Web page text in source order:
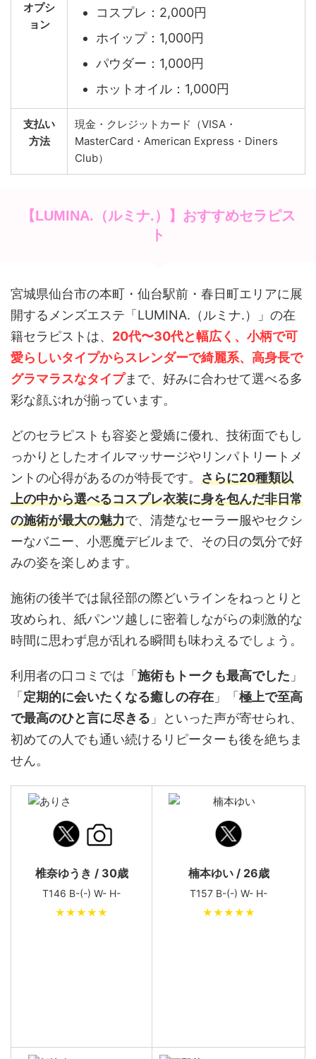
オプシ
ョン
コスプレ：2,000円
ホイップ：1,000円
パウダー：1,000円
ホットオイル：1,000円
支払い
方法
現金・クレジットカード（VISA・
MasterCard・American Express・Diners
Club）
【LUMINA.（ルミナ.）】おすすめセラピス
ト
宮城県仙台市の本町・仙台駅前・春日町エリアに展
開するメンズエステ「LUMINA.（ルミナ.）」の在
籍セラピストは、 20代〜30代と幅広く、小柄で可
愛らしいタイプからスレンダーで綺麗系、高身長で
グラマラスなタイプまで、好みに合わせて選べる多
彩な顔ぶれが揃っています。
どのセラピストも容姿と愛嬌に優れ、技術面でもし
っかりとしたオイルマッサージやリンパトリートメ
ントの心得があるのが特長です。 さらに20種類以
上の中から選べるコスプレ衣装に身を包んだ非日常
の施術が最大の魅力で、清楚なセーラー服やセクシ
ーなバニー、小悪魔デビルまで、その日の気分で好
みの姿を楽しめます。
施術の後半では鼠径部の際どいラインをねっとりと
攻められ、紙パンツ越しに密着しながらの刺激的な
時間に思わず息が乱れる瞬間も味わえるでしょう。
利用者の口コミでは「 施術もトークも最高でした 」
「 定期的に会いたくなる癒しの存在 」「 極上で至高
で最高のひと言に尽きる 」といった声が寄せられ、
初めての人でも通い続けるリピーターも後を絶ちま
せん。
椎奈ゆうき / 30歳
T146 B-(-) W- H-
★★★★★
楠本ゆい / 26歳
T157 B-(-) W- H-
★★★★★